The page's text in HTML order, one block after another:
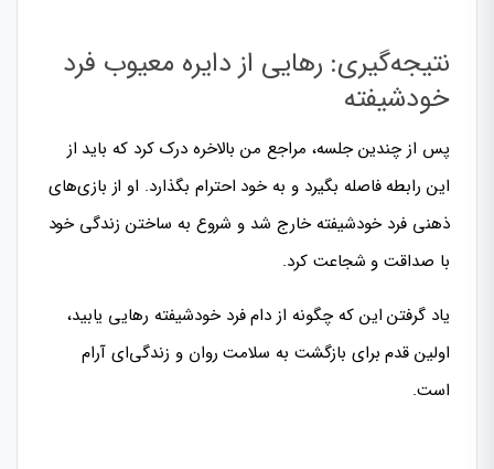
نتیجه‌گیری: رهایی از دایره معیوب فرد
خودشیفته
پس از چندین جلسه، مراجع من بالاخره درک کرد که باید از
این رابطه فاصله بگیرد و به خود احترام بگذارد. او از بازی‌های
ذهنی فرد خودشیفته خارج شد و شروع به ساختن زندگی خود
با صداقت و شجاعت کرد.
یاد گرفتن این که چگونه از دام فرد خودشیفته رهایی یابید،
اولین قدم برای بازگشت به سلامت روان و زندگی‌ای آرام
است.